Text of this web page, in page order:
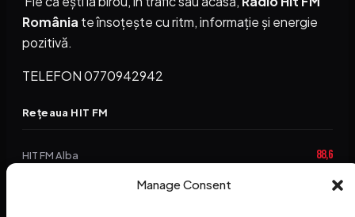
Manage Consent
România te însoțește cu ritm, informație și energie
pozitivă.
TELEFON 0770942942
Rețeaua HIT FM
HIT FM Alba 88,6
94,2